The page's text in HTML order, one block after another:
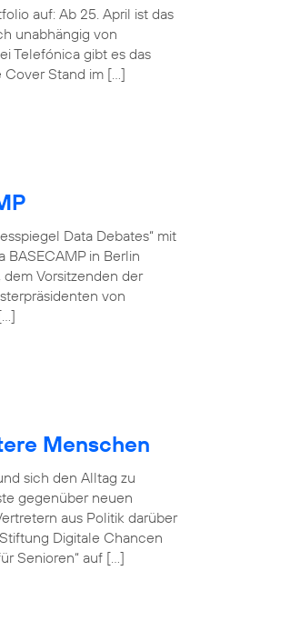
auf: Ab 25. April ist das
unabhängig von
Telefónica gibt es das
Cover Stand im […]
Data Debates“ mit
BASECAMP in Berlin
Vorsitzenden der
von
Menschen
sich den Alltag zu
gegenüber neuen
aus Politik darüber
Digitale Chancen
Senioren“ auf […]